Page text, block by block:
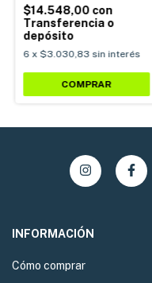
$14.548,00 con
Transferencia o
depósito
6 x $3.030,83 sin interés
INFORMACIÓN
Cómo comprar